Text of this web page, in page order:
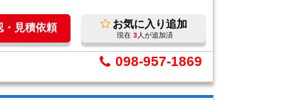
見積依頼 お気に入り追加
現在 3人が追加済
098-957-1869